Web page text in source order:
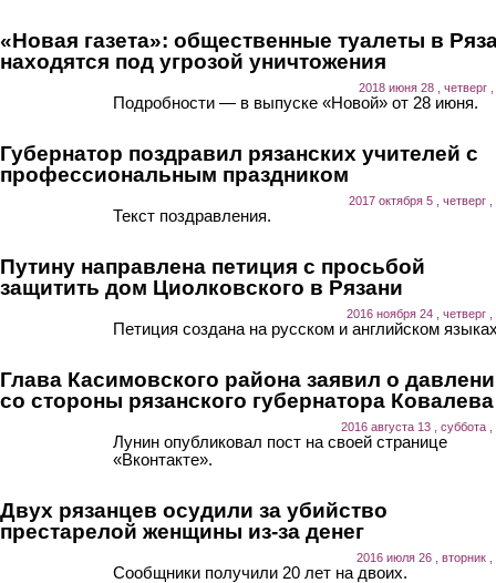
«Новая газета»: общественные туалеты в
находятся под угрозой уничтожения
2018 июня 28 , четверг ,
Подробности — в выпуске «Новой» от 28 июня.
Губернатор поздравил рязанских учителей с
профессиональным праздником
2017 октября 5 , четверг
Текст поздравления.
Путину направлена петиция с просьбой
защитить дом Циолковского в Рязани
2016 ноября 24 , четверг ,
Петиция создана на русском и английском
Глава Касимовского района заявил о
со стороны рязанского губернатора Ковалева
2016 августа 13 , суббота ,
Лунин опубликовал пост на своей странице
«Вконтакте».
Двух рязанцев осудили за убийство
престарелой женщины из-за денег
2016 июля 26 , вторник ,
Сообщники получили 20 лет на двоих.